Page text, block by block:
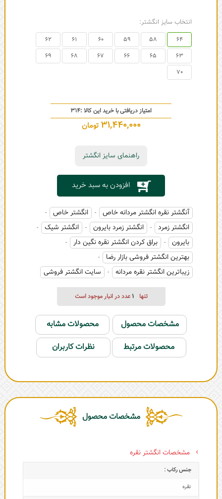
انتخاب سایز انگشتر:
64
58
59
60
61
62
63
65
66
67
68
69
70
امتیاز دریافتی با خرید این کالا :314
31,440,000 تومان
راهنمای سایز انگشتر
افزودن به سبد خرید
آنگشتر نقره انگشتر مردانه خاص - انگشتر خاص -
انگشتر زمرد - انگشتر زمرد بایرون - انگشتر شیک -
بایرون - براق کردن انگشتر نقره نگین دار -
بهترین انگشتر فروشی بازار رضا -
زیباترین انگشتر نقره مردانه - سایت انگشتر فروشی
تنها 1 عدد در انبار موجود است
مشخصات محصول
محصولات مشابه
محصولات مرتبط
نظرات کاربران
مشخصات محصول
مشخصات انگشتر نقره
جنس رکاب :
نقره